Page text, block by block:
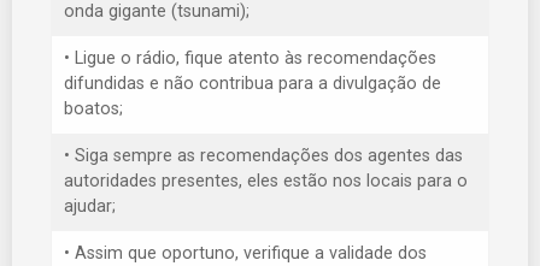
onda gigante (tsunami);
• Ligue o rádio, fique atento às recomendações
difundidas e não contribua para a divulgação de
boatos;
• Siga sempre as recomendações dos agentes das
autoridades presentes, eles estão nos locais para o
ajudar;
• Assim que oportuno, verifique a validade dos